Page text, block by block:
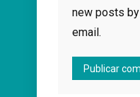
new posts by
email.